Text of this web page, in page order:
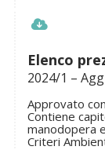
Elenco
2024/1 –
Approvato
Contiene
manodopera
Criteri